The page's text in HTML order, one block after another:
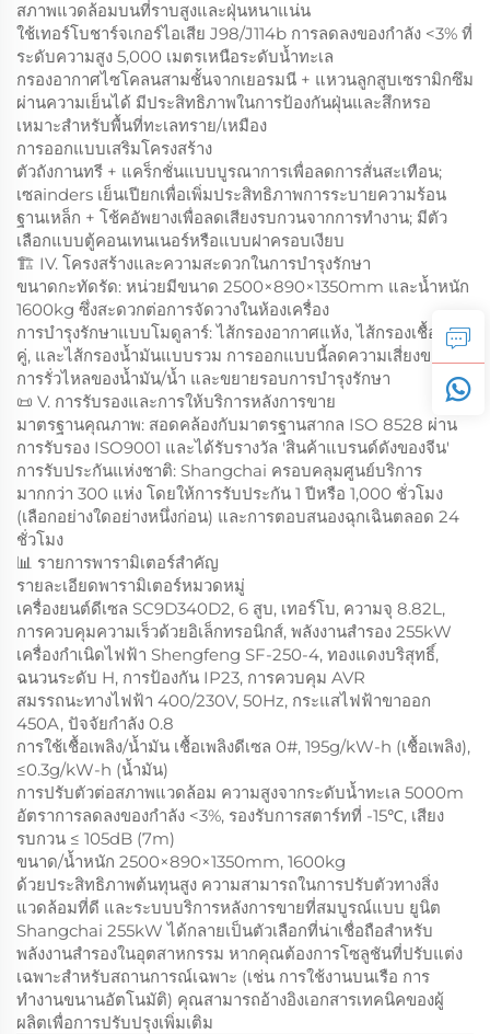
สภาพแวดล้อมบนที่ราบสูงและฝุ่นหนาแน่น
ใช้เทอร์โบชาร์จเกอร์ไอเสีย J98/J114b การลดลงของกำลัง <3% ที่
ระดับความสูง 5,000 เมตรเหนือระดับน้ำทะเล
กรองอากาศไซโคลนสามชั้นจากเยอรมนี + แหวนลูกสูบเซรามิกซึม
ผ่านความเย็นได้ มีประสิทธิภาพในการป้องกันฝุ่นและสึกหรอ
เหมาะสำหรับพื้นที่ทะเลทราย/เหมือง
การออกแบบเสริมโครงสร้าง
ตัวถังกานทรี + แคร็กชั่นแบบบูรณาการเพื่อลดการสั่นสะเทือน;
เซลinders เย็นเปียกเพื่อเพิ่มประสิทธิภาพการระบายความร้อน
ฐานเหล็ก + โช้คอัพยางเพื่อลดเสียงรบกวนจากการทำงาน; มีตัว
เลือกแบบตู้คอนเทนเนอร์หรือแบบฝาครอบเงียบ
🏗️ IV. โครงสร้างและความสะดวกในการบำรุงรักษา
ขนาดกะทัดรัด: หน่วยมีขนาด 2500×890×1350mm และน้ำหนัก
1600kg ซึ่งสะดวกต่อการจัดวางในห้องเครื่อง
การบำรุงรักษาแบบโมดูลาร์: ไส้กรองอากาศแห้ง, ไส้กรองเชื้อเพลิง
คู่, และไส้กรองน้ำมันแบบรวม การออกแบบนี้ลดความเสี่ยงของ
การรั่วไหลของน้ำมัน/น้ำ และขยายรอบการบำรุงรักษา
📜 V. การรับรองและการให้บริการหลังการขาย
มาตรฐานคุณภาพ: สอดคล้องกับมาตรฐานสากล ISO 8528 ผ่าน
การรับรอง ISO9001 และได้รับรางวัล 'สินค้าแบรนด์ดังของจีน'
การรับประกันแห่งชาติ: Shangchai ครอบคลุมศูนย์บริการ
มากกว่า 300 แห่ง โดยให้การรับประกัน 1 ปีหรือ 1,000 ชั่วโมง
(เลือกอย่างใดอย่างหนึ่งก่อน) และการตอบสนองฉุกเฉินตลอด 24
ชั่วโมง
📊 รายการพารามิเตอร์สำคัญ
รายละเอียดพารามิเตอร์หมวดหมู่
เครื่องยนต์ดีเซล SC9D340D2, 6 สูบ, เทอร์โบ, ความจุ 8.82L,
การควบคุมความเร็วด้วยอิเล็กทรอนิกส์, พลังงานสำรอง 255kW
เครื่องกำเนิดไฟฟ้า Shengfeng SF-250-4, ทองแดงบริสุทธิ์,
ฉนวนระดับ H, การป้องกัน IP23, การควบคุม AVR
สมรรถนะทางไฟฟ้า 400/230V, 50Hz, กระแสไฟฟ้าขาออก
450A, ปัจจัยกำลัง 0.8
การใช้เชื้อเพลิง/น้ำมัน เชื้อเพลิงดีเซล 0#, 195g/kW-h (เชื้อเพลิง),
≤0.3g/kW-h (น้ำมัน)
การปรับตัวต่อสภาพแวดล้อม ความสูงจากระดับน้ำทะเล 5000m
อัตราการลดลงของกำลัง <3%, รองรับการสตาร์ทที่ -15℃, เสียง
รบกวน ≤ 105dB (7m)
ขนาด/น้ำหนัก 2500×890×1350mm, 1600kg
ด้วยประสิทธิภาพต้นทุนสูง ความสามารถในการปรับตัวทางสิ่ง
แวดล้อมที่ดี และระบบบริการหลังการขายที่สมบูรณ์แบบ ยูนิต
Shangchai 255kW ได้กลายเป็นตัวเลือกที่น่าเชื่อถือสำหรับ
พลังงานสำรองในอุตสาหกรรม หากคุณต้องการโซลูชันที่ปรับแต่ง
เฉพาะสำหรับสถานการณ์เฉพาะ (เช่น การใช้งานบนเรือ การ
ทำงานขนานอัตโนมัติ) คุณสามารถอ้างอิงเอกสารเทคนิคของผู้
ผลิตเพื่อการปรับปรุงเพิ่มเติม